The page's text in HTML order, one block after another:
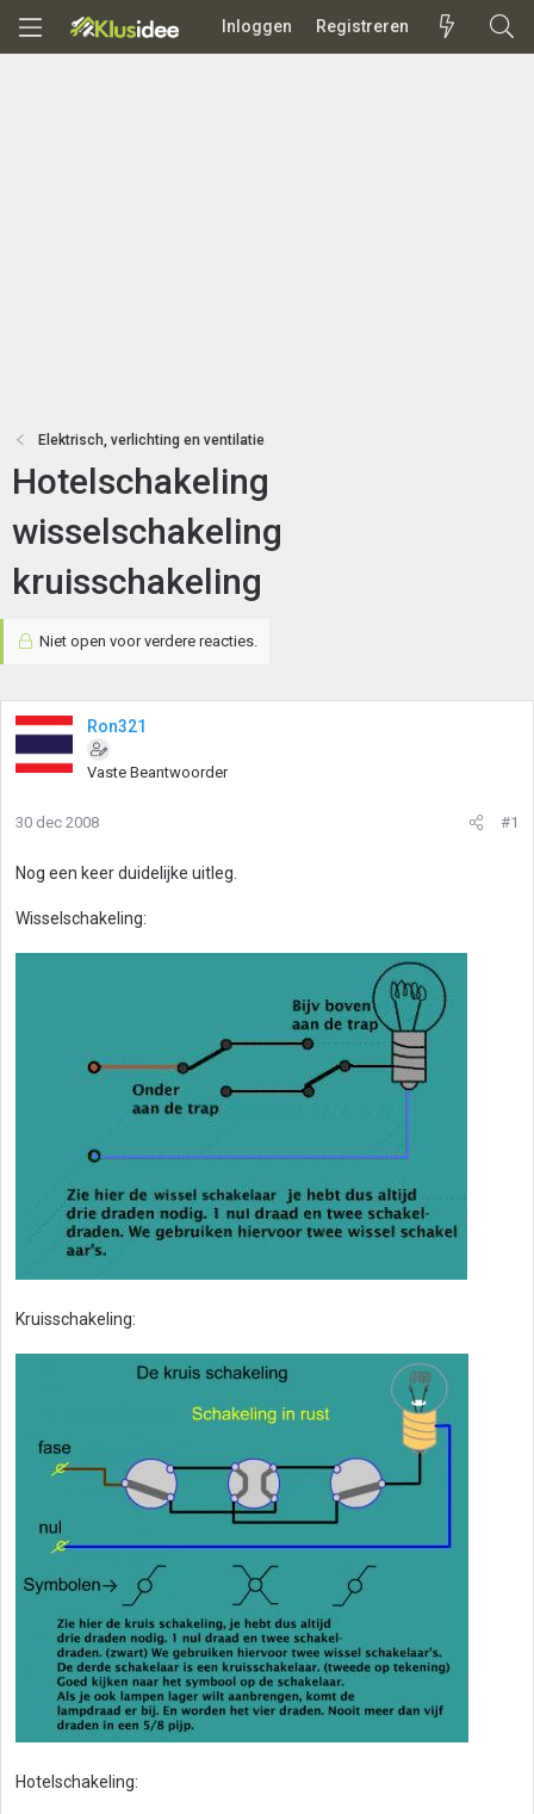
Inloggen Registreren
Elektrisch, verlichting en ventilatie
Hotelschakeling
wisselschakeling
kruisschakeling
Niet open voor verdere reacties.
Ron321
Vaste Beantwoorder
30 dec 2008 #1
Nog een keer duidelijke uitleg.
Wisselschakeling:
Kruisschakeling:
Hotelschakeling: